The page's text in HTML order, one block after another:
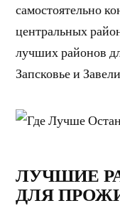
самостоятельно
центральных
лучших районов
Запсковье и
ЛУЧШИЕ
ДЛЯ